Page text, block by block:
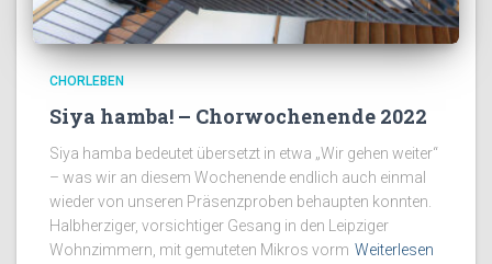
CHORLEBEN
Siya hamba! – Chorwochenende 2022
Siya hamba bedeutet übersetzt in etwa „Wir gehen weiter“
– was wir an diesem Wochenende endlich auch einmal
wieder von unseren Präsenzproben behaupten konnten.
Halbherziger, vorsichtiger Gesang in den Leipziger
Wohnzimmern, mit gemuteten Mikros vorm Weiterlesen